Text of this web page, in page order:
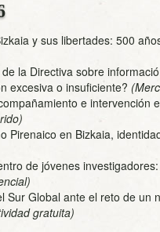
y sus libertades: 500
la Directiva sobre
excesiva o insuficiente?
e intervención
Pirenaico en Bizkaia,
de jóvenes
Sur Global ante el reto de un
gratuita)